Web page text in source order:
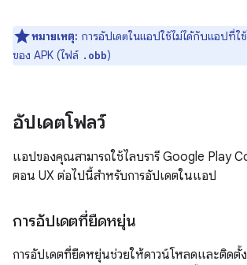
หมายเหตุ: การอัปเดตในแอปใช้ไม่ได้กับแอปที่ใ
ของ APK (ไฟล์ .obb)
อัปเดตโฟลว์
แอปของคุณสามารถใช้ไลบรารี Google Play
ตอน UX ต่อไปนี้สำหรับการอัปเดตในแอป
การอัปเดตที่ยืดหยุ่น
การอัปเดตที่ยืดหยุ่นช่วยให้ดาวน์โหลดและติดตั้